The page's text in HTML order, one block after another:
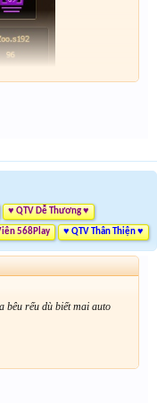
♥ QTV Dễ Thương ♥
568Play ♥ QTV Thân Thiện ♥
bêu rếu dù biết mai auto